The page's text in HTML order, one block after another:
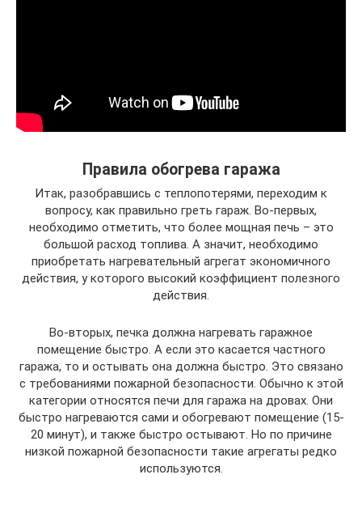
Правила обогрева гаража
Итак, разобравшись с теплопотерями, переходим к
вопросу, как правильно греть гараж. Во-первых,
необходимо отметить, что более мощная печь – это
большой расход топлива. А значит, необходимо
приобретать нагревательный агрегат экономичного
действия, у которого высокий коэффициент полезного
действия.
Во-вторых, печка должна нагревать гаражное
помещение быстро. А если это касается частного
гаража, то и остывать она должна быстро. Это связано
с требованиями пожарной безопасности. Обычно к этой
категории относятся печи для гаража на дровах. Они
быстро нагреваются сами и обогревают помещение (15-
20 минут), и также быстро остывают. Но по причине
низкой пожарной безопасности такие агрегаты редко
используются.